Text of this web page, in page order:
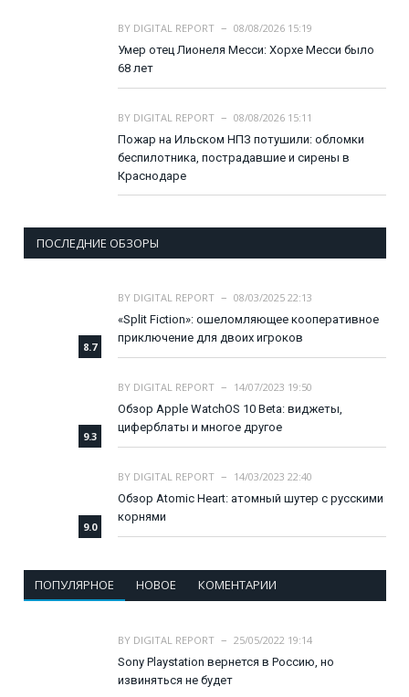
BY DIGITAL REPORT
08/08/2026 15:19
Умер отец Лионеля Месси: Хорхе Месси было
68 лет
BY DIGITAL REPORT
08/08/2026 15:11
Пожар на Ильском НПЗ потушили: обломки
беспилотника, пострадавшие и сирены в
Краснодаре
ПОСЛЕДНИЕ ОБЗОРЫ
8.7
BY DIGITAL REPORT
08/03/2025 22:13
«Split Fiction»: ошеломляющее кооперативное
приключение для двоих игроков
9.3
BY DIGITAL REPORT
14/07/2023 19:50
Обзор Apple WatchOS 10 Beta: виджеты,
циферблаты и многое другое
9.0
BY DIGITAL REPORT
14/03/2023 22:40
Обзор Atomic Heart: атомный шутер с русскими
корнями
ПОПУЛЯРНОЕ НОВОЕ КОМЕНТАРИИ
BY DIGITAL REPORT
25/05/2022 19:14
Sony Playstation вернется в Россию, но
извиняться не будет